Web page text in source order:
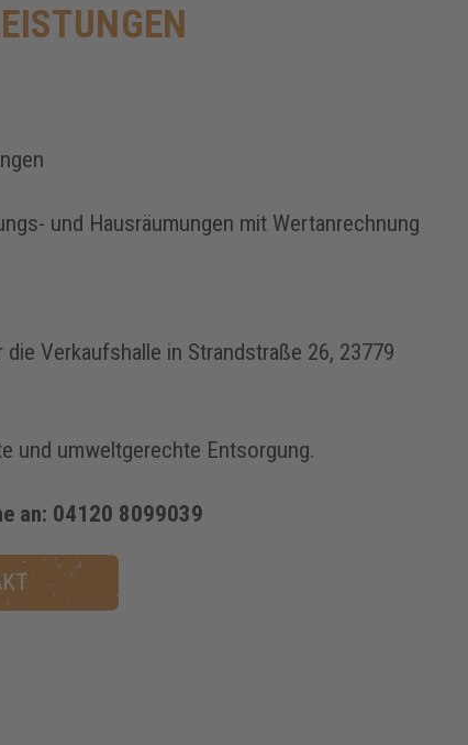
und Hausräumungen mit Wertanrechnung
die Verkaufshalle in Strandstraße 26, 23779
und umweltgerechte Entsorgung.
an: 04120 8099039